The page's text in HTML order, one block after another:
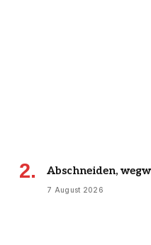
Abschneiden,
7 August 2026